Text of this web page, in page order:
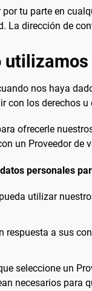
tu parte en
La dirección de
nos haya
con los derechos
ofrecerle
un Proveedor de
personales
utilizar
respuesta a sus
seleccione un
necesarios para